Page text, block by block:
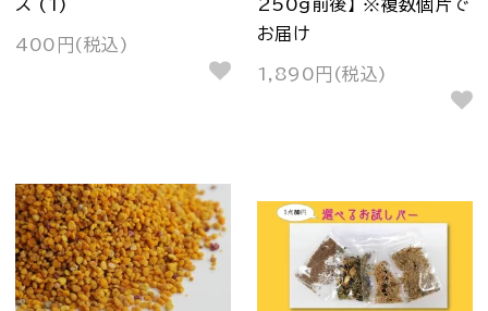
ス (1)
400円(税込)
250g前後】 ※複数個片で
お届け
1,890円(税込)